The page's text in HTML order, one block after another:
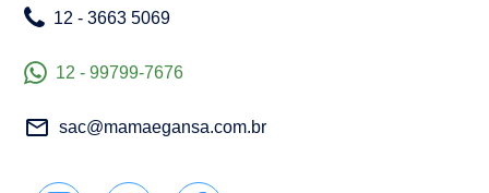
12 - 3663 5069
12 - 99799-7676
sac@mamaegansa.com.br